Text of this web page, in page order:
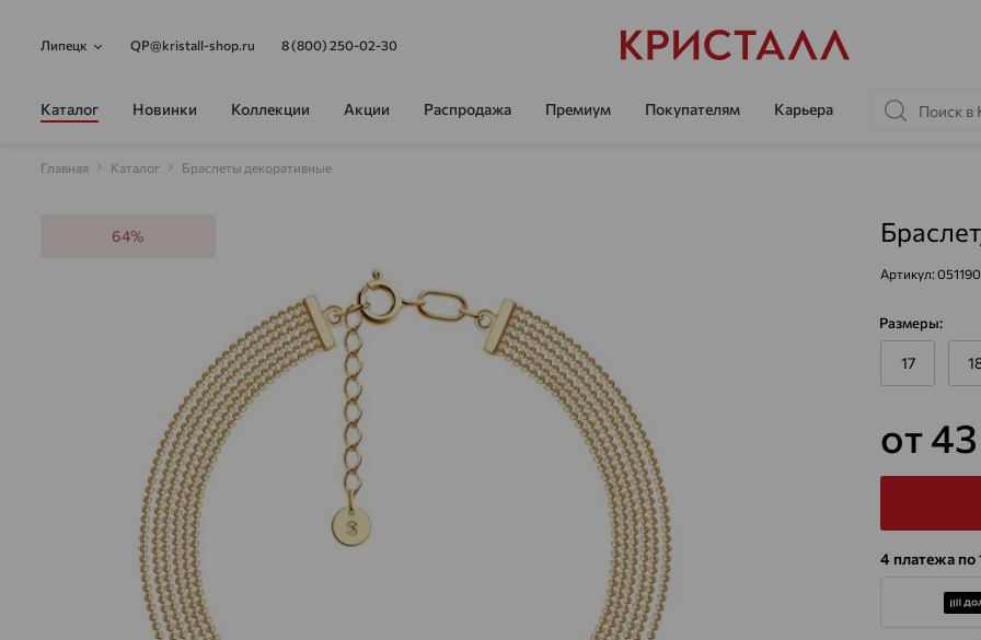
Липецк QP@kristall-shop.ru 8 (800) 250-02-30
Каталог Новинки Коллекции Акции Распродажа Премиум Покупателям Карьера
Главная Каталог Браслеты декоративные
64%
Артикул: 051190
Размеры:
17
от
4 платежа по